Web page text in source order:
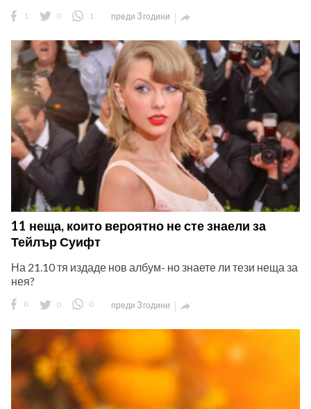
1 0 1 преди 3 години 
11 неща, които вероятно не сте знаели за
Тейлър Суифт
На 21.10 тя издаде нов албум- но знаете ли тези неща за
нея?
0 0 0 преди 3 години 